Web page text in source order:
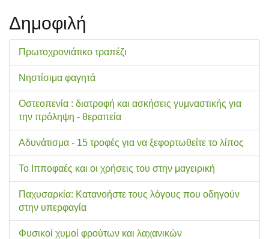
Δημοφιλή
Πρωτοχρονιάτικο τραπέζι
Νηστίσιμα φαγητά
Οστεοπενία : διατροφή και ασκήσεις γυμναστικής για
την πρόληψη - θεραπεία
Αδυνάτισμα - 15 τροφές για να ξεφορτωθείτε το λίπος
Το Ιπποφαές και οι χρήσεις του στην μαγειρική
Παχυσαρκία: Κατανοήστε τους λόγους που οδηγούν
στην υπερφαγία
Φυσικοί χυμοί φρούτων και λαχανικών